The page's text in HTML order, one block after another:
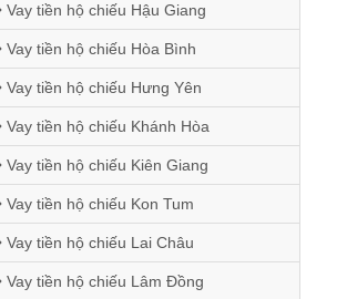
Vay tiền hộ chiếu Hậu Giang
Vay tiền hộ chiếu Hòa Bình
Vay tiền hộ chiếu Hưng Yên
Vay tiền hộ chiếu Khánh Hòa
Vay tiền hộ chiếu Kiên Giang
Vay tiền hộ chiếu Kon Tum
Vay tiền hộ chiếu Lai Châu
Vay tiền hộ chiếu Lâm Đồng